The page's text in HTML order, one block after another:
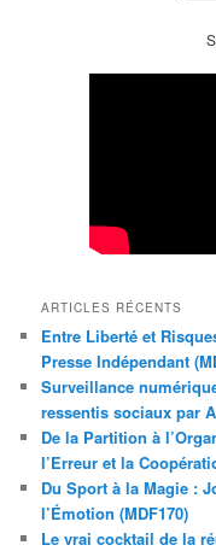
ARTICLES RÉCENTS
Entre Liberté et
Presse Indépendant
Surveillance
ressentis sociaux par
De la Partition à
l’Erreur et la
Du Sport à la Magie :
l’Émotion (MDF170)
Le vrai cocktail de la